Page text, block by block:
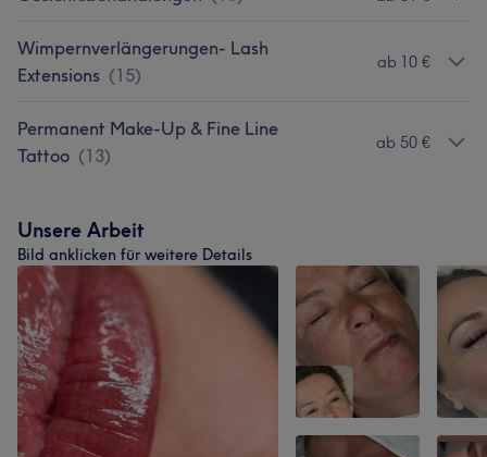
Wimpernverlängerungen- Lash
Extensions (15)
ab 10 €
Permanent Make-Up & Fine Line
Tattoo (13)
ab 50 €
Unsere Arbeit
Bild anklicken für weitere Details